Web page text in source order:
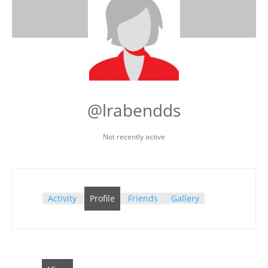
@lrabendds
Not recently active
Activity Profile Friends Gallery